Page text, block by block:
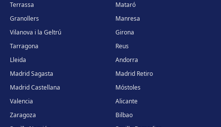
Terrassa
Mataró
Granollers
Manresa
Vilanova i la Geltrú
Girona
Tarragona
Reus
Lleida
Andorra
Madrid Sagasta
Madrid Retiro
Madrid Castellana
Móstoles
Valencia
Alicante
Zaragoza
Bilbao